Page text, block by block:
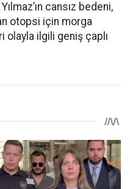
cansız bedeni,
otopsi için morga
olayla ilgili geniş çaplı